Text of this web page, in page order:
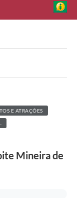
E ATRAÇÕES
Mineira de